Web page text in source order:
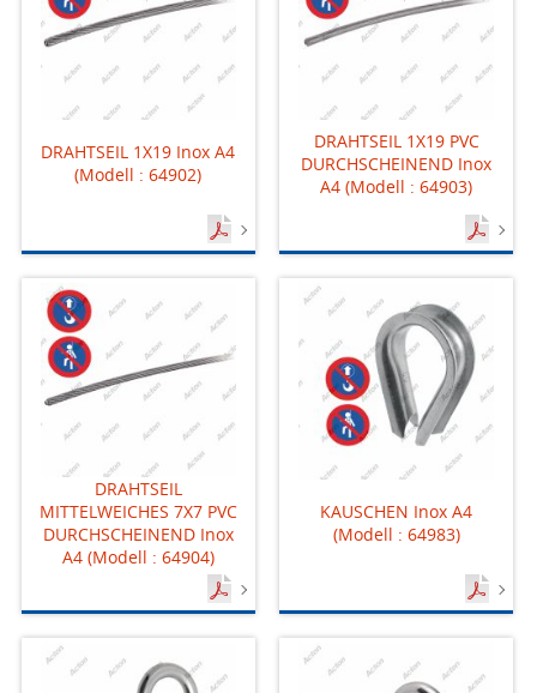
DRAHTSEIL 1X19 Inox A4
(Modell : 64902)
DRAHTSEIL 1X19 PVC
DURCHSCHEINEND Inox
A4 (Modell : 64903)
DRAHTSEIL
MITTELWEICHES 7X7 PVC
DURCHSCHEINEND Inox
A4 (Modell : 64904)
KAUSCHEN Inox A4
(Modell : 64983)